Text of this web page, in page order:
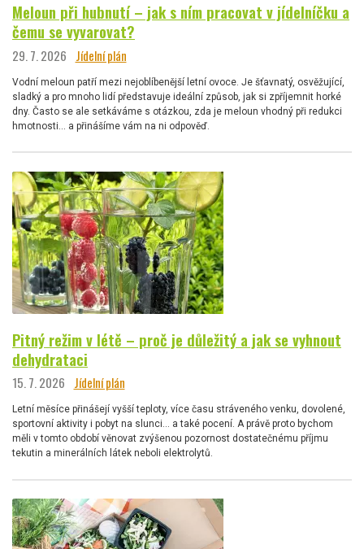
Meloun při hubnutí – jak s ním pracovat v jídelníčku a
čemu se vyvarovat?
29. 7. 2026 Jídelní plán
Vodní meloun patří mezi nejoblíbenější letní ovoce. Je šťavnatý, osvěžující,
sladký a pro mnoho lidí představuje ideální způsob, jak si zpříjemnit horké
dny. Často se ale setkáváme s otázkou, zda je meloun vhodný při redukci
hmotnosti… a přinášíme vám na ni odpověď.
Pitný režim v létě – proč je důležitý a jak se vyhnout
dehydrataci
15. 7. 2026 Jídelní plán
Letní měsíce přinášejí vyšší teploty, více času stráveného venku, dovolené,
sportovní aktivity i pobyt na slunci… a také pocení. A právě proto bychom
měli v tomto období věnovat zvýšenou pozornost dostatečnému příjmu
tekutin a minerálních látek neboli elektrolytů.